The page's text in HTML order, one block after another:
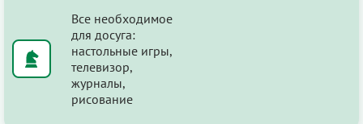
Все необходимое
для досуга:
настольные игры,
телевизор,
журналы,
рисование